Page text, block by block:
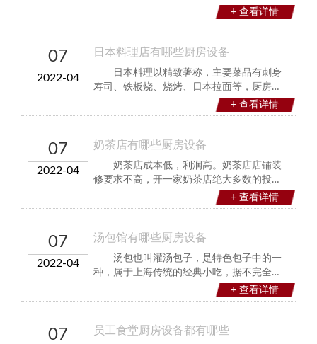
+ 查看详情
么办呢？下面就由厨鼎厨房设备的小编来给
你讲解一下常见故障原因及维修方法。一、
却没有风、球阀可360°开关、主火过小或者
没有、火
07
2022-04
日本料理店有哪些厨房设备
+ 查看详情
日本料理以精致著称，主要菜品有刺身
寿司、铁板烧、烧烤、日本拉面等，厨房设
备是围绕菜品制作来配置的，不同的菜品配
置不同的设备。本文列举的日本料理店厨房
设备无论是哪种菜式，设备基本上是一样
07
2022-04
奶茶店有哪些厨房设备
+ 查看详情
奶茶店成本低，利润高。奶茶店店铺装
修要求不高，开一家奶茶店绝大多数的投入
都花在购买厨房设备上，那么开一家奶茶店
需要用到的哪些厨房设备呢？厨鼎商厨设备
机，一种是全自动密封机，另一种是手动式
密封机。大
07
2022-04
汤包馆有哪些厨房设备
+ 查看详情
汤包也叫灌汤包子，是特色包子中的一
种，属于上海传统的经典小吃，据不完全考
证，发源地应该是上海南翔，口感一级棒，
特点是皮薄如纸，吹弹即破，轻咬一口，汤
哪些厨房设备呢？
07 员工食堂厨房设备都有哪些